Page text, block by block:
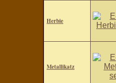
Herbie
Metallikatz